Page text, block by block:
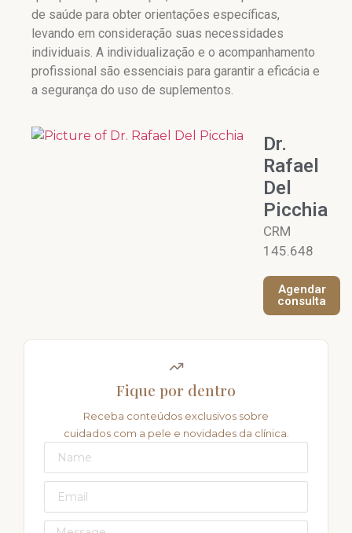
de saúde para obter orientações específicas,
levando em consideração suas necessidades
individuais. A individualização e o acompanhamento
profissional são essenciais para garantir a eficácia e
a segurança do uso de suplementos.
Dr.
Rafael
Del
Picchia
CRM
145.648
Agendar
consulta
Fique por dentro
Receba conteúdos exclusivos sobre
cuidados com a pele e novidades da clínica.